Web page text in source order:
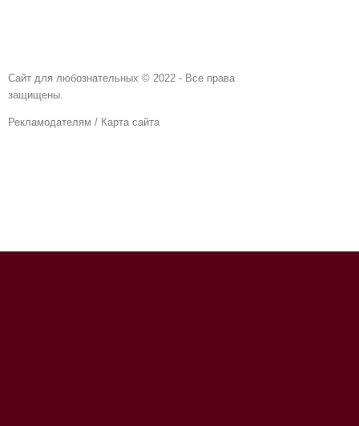
Сайт для любознательных © 2022 - Все права
защищены.
Рекламодателям / Карта сайта